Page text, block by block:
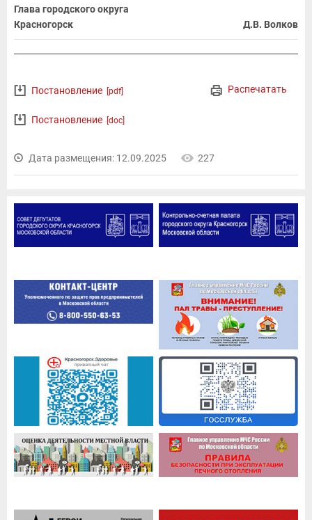
Глава городского округа
Красногорск
Д.В. Волков
Распечатать
Постановление [pdf]
Постановление [doc]
Дата размещения: 12.09.2025 227